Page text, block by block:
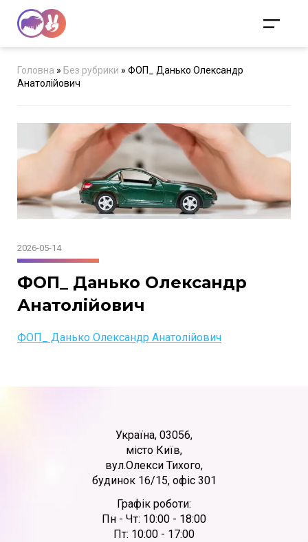
Головна » Без рубрики » ФОП_ Данько Олександр
Анатолійович
2026-05-14
ФОП_ Данько Олександр
Анатолійович
ФОП_ Данько Олександр Анатолійович
Україна, 03056,
місто Київ,
вул.Олекси Тихого,
будинок 16/15, офіс 301
Графік роботи:
Пн - Чт: 10:00 - 18:00
Пт: 10:00 - 17:00